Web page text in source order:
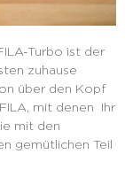
Turbo ist der
zuhause
über den Kopf
mit denen Ihr
mit den
gemütlichen Teil